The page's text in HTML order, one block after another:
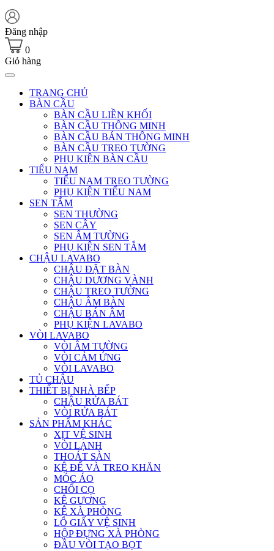
Đăng nhập
0
Giỏ hàng
TRANG CHỦ
BÀN CẦU
BÀN CẦU LIỀN KHỐI
BÀN CẦU THÔNG MINH
BÀN CẦU BÁN THÔNG MINH
BÀN CẦU TREO TƯỜNG
PHỤ KIỆN BÀN CẦU
TIỂU NAM
TIỂU NAM TREO TƯỜNG
PHỤ KIỆN TIỂU NAM
SEN TẮM
SEN THƯỜNG
SEN CÂY
SEN ÂM TƯỜNG
PHỤ KIỆN SEN TẮM
CHẬU LAVABO
CHẬU ĐẶT BÀN
CHẬU DƯƠNG VÀNH
CHẬU TREO TƯỜNG
CHẬU ÂM BÀN
CHẬU BÁN ÂM
PHỤ KIỆN LAVABO
VÒI LAVABO
VÒI ÂM TƯỜNG
VÒI CẢM ỨNG
VÒI LAVABO
TỦ CHẬU
THIẾT BỊ NHÀ BẾP
CHẬU RỬA BÁT
VÒI RỬA BÁT
SẢN PHẨM KHÁC
XỊT VỆ SINH
VÒI LẠNH
THOÁT SÀN
KỆ ĐỂ VÀ TREO KHĂN
MÓC ÁO
CHỔI CỌ
KỆ GƯƠNG
KỆ XÀ PHÒNG
LÔ GIẤY VỆ SINH
HỘP ĐỰNG XÀ PHÒNG
ĐẦU VÒI TẠO BỌT